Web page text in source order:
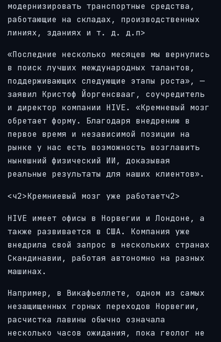
модернизировать транспортные средства,
работающие на складах, производственных
линиях, зданиях и т. д. д.п>
«Последние несколько месяцев мы вернулись
в поиск лучших международных талантов,
поддерживающих следующие этапы роста», —
заявил Кристоф Йоргенсвааг, соучредитель
и директор компании HIVE. «Кремневый мозг
обретает форму. Благодаря внедрению в
первое время и независимой позиции на
рынке у нас есть возможность возглавить
нынешний физический ИИ, доказывая
реальные результаты для наших клиентов».
<ч2>Кремниевый мозг уже работаетч2>
HIVE имеет офисы в Норвегии и Лондоне, а
также развивается в США. Компания уже
внедрила свой запрос в нескольких странах
Скандинавии, работая автономно на разных
машинах.
Например, в Викафьеллете, одном из самых
незащищенных горных переходов Норвегии,
расчистка лавины обычно означала
несколько часов ожидания, пока геолог не